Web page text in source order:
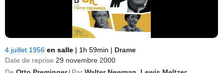
4 juillet 1956 en salle | 1h 59min | Drame
Date de reprise 29 novembre 2000